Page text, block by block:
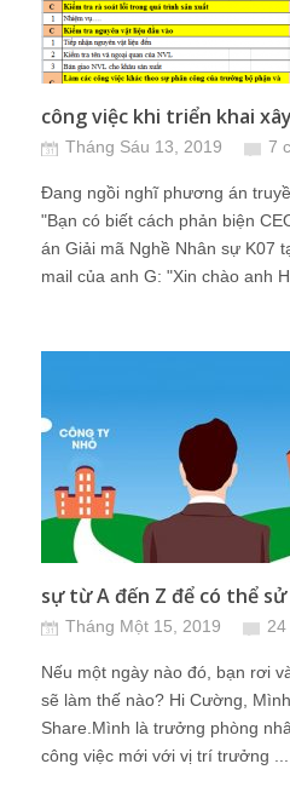
công việc khi triển khai
Tháng Sáu 13, 2019 7
Đang ngồi nghĩ phương án
"Bạn có biết cách phản biện
án Giải mã Nghề Nhân sự K07
mail của anh G: "Xin chào anh
sự từ A đến Z để có thể sử
Tháng Một 15, 2019
Nếu một ngày nào đó, bạn rơi
sẽ làm thế nào? Hi Cường,
Share.Mình là trưởng phòng
công việc mới với vị trí trưởng ...